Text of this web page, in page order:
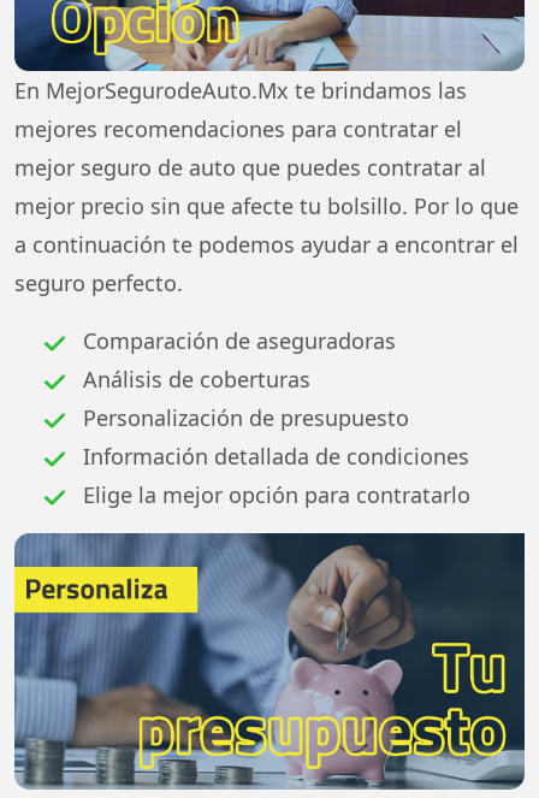
En MejorSegurodeAuto.Mx te brindamos las
mejores recomendaciones para contratar el
mejor seguro de auto que puedes contratar al
mejor precio sin que afecte tu bolsillo. Por lo que
a continuación te podemos ayudar a encontrar el
seguro perfecto.
Comparación de aseguradoras
Análisis de coberturas
Personalización de presupuesto
Información detallada de condiciones
Elige la mejor opción para contratarlo